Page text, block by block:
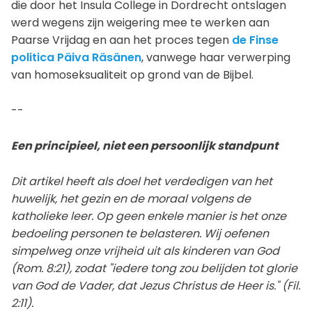
die door het Insula College in Dordrecht ontslagen
werd wegens zijn weigering mee te werken aan
Paarse Vrijdag en aan het proces tegen de Finse
politica Päiva Räsänen, vanwege haar verwerping
van homoseksualiteit op grond van de Bijbel.
--
Een principieel, niet een persoonlijk standpunt
Dit artikel heeft als doel het verdedigen van het
huwelijk, het gezin en de moraal volgens de
katholieke leer. Op geen enkele manier is het onze
bedoeling personen te belasteren. Wij oefenen
simpelweg onze vrijheid uit als kinderen van God
(Rom. 8:21), zodat "iedere tong zou belijden tot glorie
van God de Vader, dat Jezus Christus de Heer is." (Fil.
2:11).